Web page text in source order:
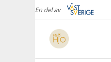
En del av